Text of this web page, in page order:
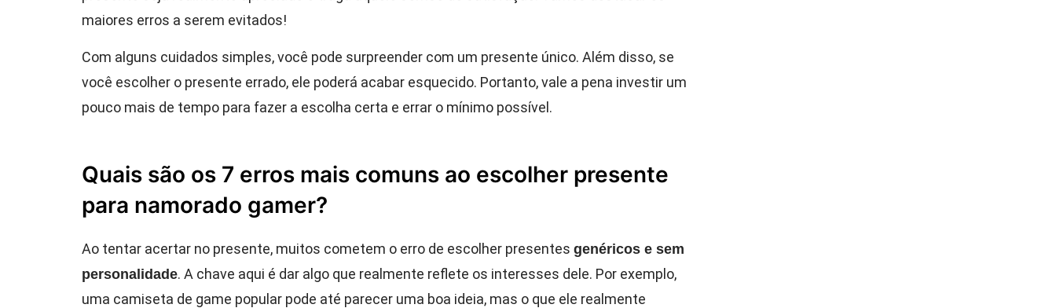
maiores erros a serem evitados!
Com alguns cuidados simples, você pode surpreender com um presente único. Além disso, se
você escolher o presente errado, ele poderá acabar esquecido. Portanto, vale a pena investir um
pouco mais de tempo para fazer a escolha certa e errar o mínimo possível.
Quais são os 7 erros mais comuns ao escolher presente
para namorado gamer?
Ao tentar acertar no presente, muitos cometem o erro de escolher presentes genéricos e sem
personalidade. A chave aqui é dar algo que realmente reflete os interesses dele. Por exemplo,
uma camiseta de game popular pode até parecer uma boa ideia, mas o que ele realmente